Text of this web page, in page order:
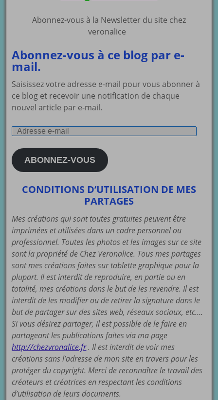
Abonnez-vous à la Newsletter du site chez
veronalice
Abonnez-vous à ce blog par e-
mail.
Saisissez votre adresse e-mail pour vous abonner à
ce blog et recevoir une notification de chaque
nouvel article par e-mail.
Adresse
mail
ABONNEZ-VOUS
CONDITIONS D’UTILISATION DE MES
PARTAGES
Mes créations qui sont toutes gratuites peuvent être
imprimées et utilisées dans un cadre personnel ou
professionnel. Toutes les photos et les images sur ce site
sont la propriété de Chez Veronalice. Tous mes partages
sont mes créations faites sur tablette graphique pour la
plupart. Il est interdit de reproduire, en partie ou en
totalité, mes créations dans le but de les revendre. Il est
interdit de les modifier ou de retirer la signature dans le
but de partager sur des sites web, réseaux sociaux, etc….
Si vous désirez partager, il est possible de le faire en
partageant les publications faites via ma page
http://chezvronalice.fr. Il est interdit de voir mes
créations sans l’adresse de mon site en travers pour les
protéger du copyright. Merci de reconnaître le travail des
créateurs et créatrices en respectant les conditions
d’utilisation de leurs documents.